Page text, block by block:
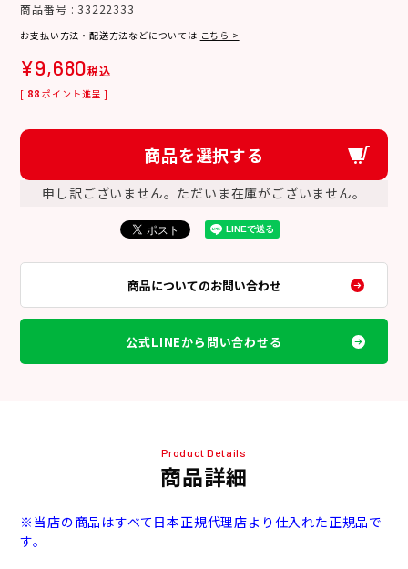
商品番号 33222333
お支払い方法・配送方法などについては こちら >
¥9,680税込
[ 88 ポイント進呈 ]
商品を選択する
申し訳ございません。ただいま在庫がございません。
商品についてのお問い合わせ
公式LINEから問い合わせる
Product Details
商品詳細
※当店の商品はすべて日本正規代理店より仕入れた正規品で
す。